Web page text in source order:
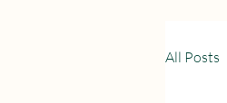
All Posts